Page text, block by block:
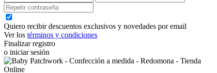
Quiero recibir descuentos exclusivos y novedades por email
Ver los términos y condiciones
Finalizar registro
o iniciar sesión